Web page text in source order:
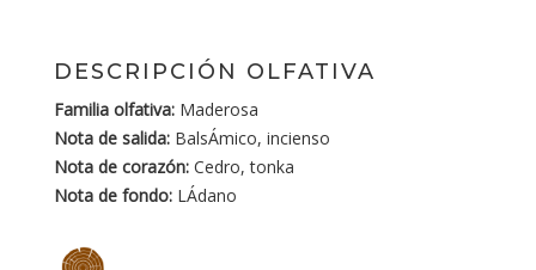
DESCRIPCIÓN OLFATIVA
Familia olfativa: Maderosa
Nota de salida: BalsÁmico, incienso
Nota de corazón: Cedro, tonka
Nota de fondo: LÁdano